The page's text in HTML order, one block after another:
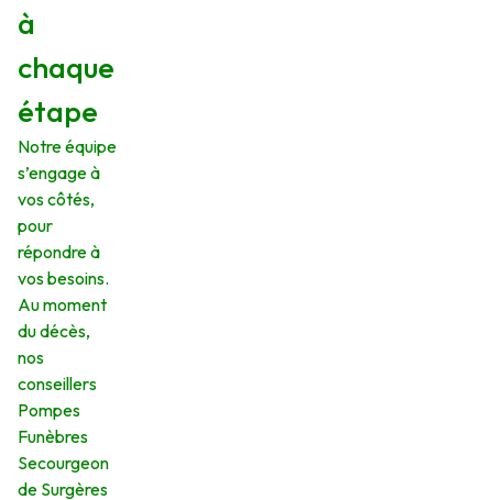
à
chaque
étape
Notre équipe
s’engage à
vos côtés,
pour
répondre à
vos besoins.
Au moment
du décès,
nos
conseillers
Pompes
Funèbres
Secourgeon
de Surgères